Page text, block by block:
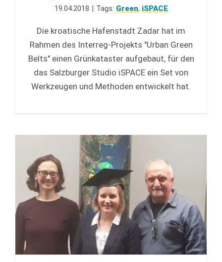
19.04.2018 | Tags: Green, iSPACE
Die kroatische Hafenstadt Zadar hat im
Rahmen des Interreg-Projekts "Urban Green
Belts" einen Grünkataster aufgebaut, für den
das Salzburger Studio iSPACE ein Set von
Werkzeugen und Methoden entwickelt hat.